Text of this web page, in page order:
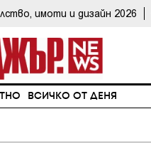
имоти и дизайн 2026
ВСИЧКО ОТ ДЕНЯ